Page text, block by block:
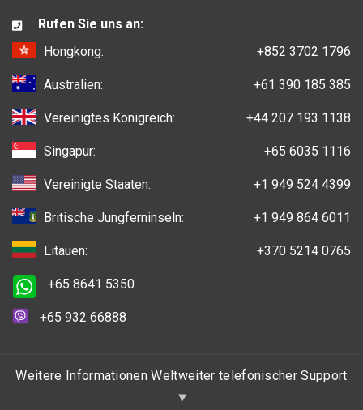
Rufen Sie uns an:
Hongkong:
+852 3702 1796
Australien: +61 390 185 385
Vereinigtes Königreich: +44 207 193 1138
Singapur: +65 6035 1116
Vereinigte Staaten: +1 949 524 4399
Britische Jungferninseln: +1 949 864 6011
Litauen: +370 5214 0765
+65 8641 5350
+65 932 66888
Weitere Informationen Weltweiter telefonischer Support